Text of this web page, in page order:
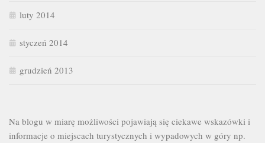
luty 2014
styczeń 2014
grudzień 2013
Na blogu w miarę możliwości pojawiają się ciekawe wskazówki i
informacje o miejscach turystycznych i wypadowych w góry np.